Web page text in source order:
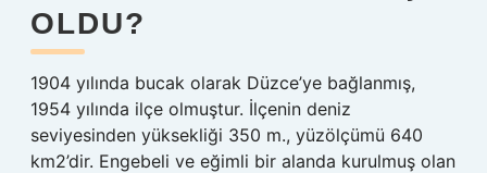
OLDU?
1904 yılında bucak olarak Düzce’ye bağlanmış,
1954 yılında ilçe olmuştur. İlçenin deniz
seviyesinden yüksekliği 350 m., yüzölçümü 640
km2’dir. Engebeli ve eğimli bir alanda kurulmuş olan